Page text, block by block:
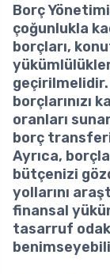
Borç Yönetimi
çoğunlukla
borçları,
borçlarınızı
oranları
borç
Ayrıca,
bütçenizi
yollarını
finansal
tasarruf